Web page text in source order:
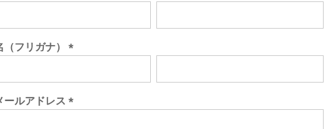
須)
（フリガナ）
須)
ールアドレス